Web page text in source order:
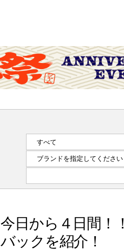
今日から４日間
バックを紹介！